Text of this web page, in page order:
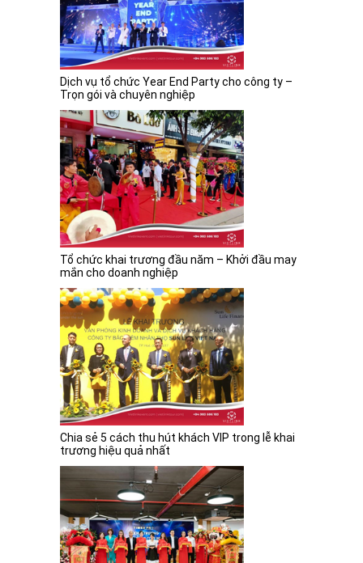
Dịch vụ tổ chức Year End Party cho công ty –
Trọn gói và chuyên nghiệp
Tổ chức khai trương đầu năm – Khởi đầu may
mắn cho doanh nghiệp
Chia sẻ 5 cách thu hút khách VIP trong lễ khai
trương hiệu quả nhất